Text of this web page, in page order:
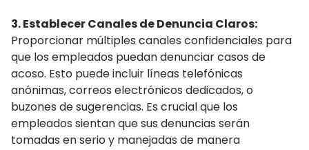
3. Establecer Canales de Denuncia Claros:
Proporcionar múltiples canales confidenciales para
que los empleados puedan denunciar casos de
acoso. Esto puede incluir líneas telefónicas
anónimas, correos electrónicos dedicados, o
buzones de sugerencias. Es crucial que los
empleados sientan que sus denuncias serán
tomadas en serio y manejadas de manera